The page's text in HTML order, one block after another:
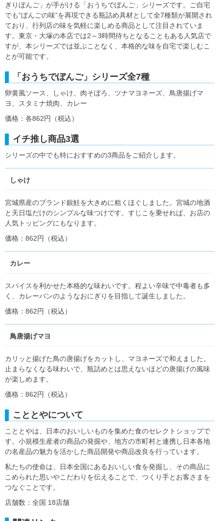
ぎりぼんご」が手がける「おうちでぼんご」シリーズです。ご自宅
でも“ぼんごの味”を再現できる瓶詰め具材として全7種類が展開され
ており、行列店の味を気軽に楽しめる商品として注目されていま
す。東京・大塚の本店では2～3時間待ちとなることもある人気店で
すが、本シリーズでは並ぶことなく、本格的な味を自宅で楽しむこ
とが可能です。
「おうちでぼんご」シリーズ全7種
卵黄風ソース、しゃけ、肉そぼろ、ツナマヨネーズ、鳥唐揚げマ
ヨ、スタミナ焼肉、カレー
価格：各862円（税込）
イチ推し商品3選
シリーズの中でも特におすすめの3商品をご紹介します。
しゃけ
宮城県産のブランド銀鮭を大きめに粗くほぐしました。宮城の地酒
と天日塩だけのシンプルな味つけです。すじこを乗せれば、お店の
人気トッピングにもなります。
価格：862円（税込）
カレー
スパイスを利かせた本格的な味わいです。程よい辛味で中毒者も多
く、カレーパンのようなおにぎりを目指して誕生しました。
価格：862円（税込）
鳥唐揚げマヨ
カリッと揚げた鳥の唐揚げをカットし、マヨネーズで和えました。
止まらなくなる味わいで、瓶詰めとは思えないほどの唐揚げの風味
が楽しめます。
価格：862円（税込）
こととやについて
こととやは、日本のおいしいものを集めた食のセレクトショップで
す。小規模生産者の商品の発掘や、地方の市町村と連携し日本各地
の名産品の魅力を活かした商品開発や商品改良を行っています。
私たちの使命は、日本全国にあるおいしい食を発掘し、その商品に
こめられた思いやこだわりを伝えることで、つくり手とお客さまを
つなぐことです。
店舗数：全国 18店舗